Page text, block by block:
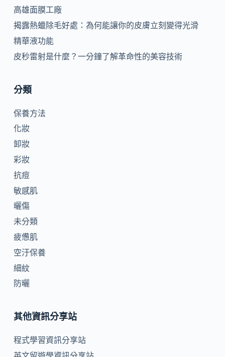
高雄面膜工廠
揭露熱蠟除毛好處：為何能讓你的皮膚立刻變得光滑
精華液功能
皮秒雷射是什麼？一分鐘了解革命性的美容技術
分類
保養方法
化妝
卸妝
彩妝
抗痘
敏感肌
曬傷
未分類
疲憊肌
空汙保養
細紋
防曬
其他資訊分享站
程式學習資訊分享站